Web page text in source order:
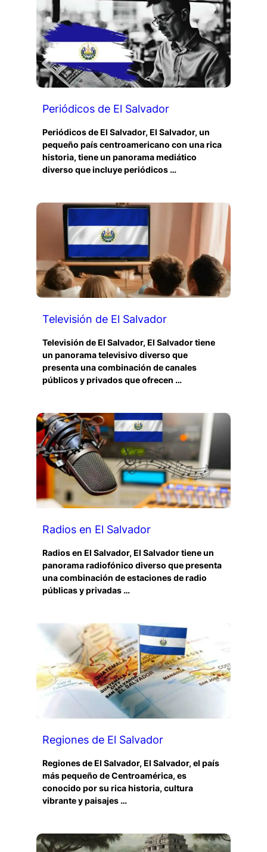
Periódicos de El Salvador
Periódicos de El Salvador, El Salvador, un
pequeño país centroamericano con una rica
historia, tiene un panorama mediático
diverso que incluye periódicos …
Televisión de El Salvador
Televisión de El Salvador, El Salvador tiene
un panorama televisivo diverso que
presenta una combinación de canales
públicos y privados que ofrecen …
Radios en El Salvador
Radios en El Salvador, El Salvador tiene un
panorama radiofónico diverso que presenta
una combinación de estaciones de radio
públicas y privadas …
Regiones de El Salvador
Regiones de El Salvador, El Salvador, el país
más pequeño de Centroamérica, es
conocido por su rica historia, cultura
vibrante y paisajes …